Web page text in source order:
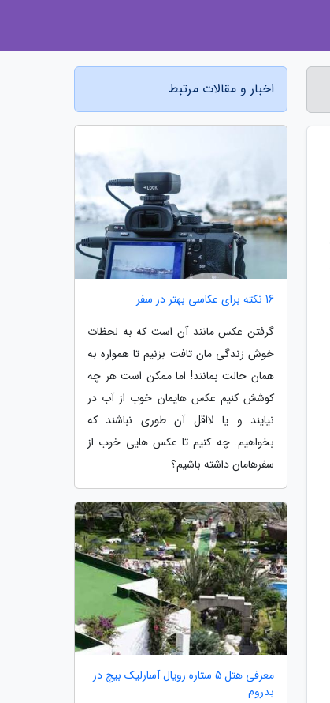
اخبار و مقالات مرتبط
16 نکته برای عکاسی بهتر در سفر
گرفتن عکس مانند آن است که به لحظات
خوش زندگی مان تافت بزنیم تا همواره به
همان حالت بمانند! اما ممکن است هر چه
کوشش کنیم عکس هایمان خوب از آب در
نیایند و یا لااقل آن طوری نباشند که
بخواهیم. چه کنیم تا عکس هایی خوب از
سفرهامان داشته باشیم؟
معرفی هتل 5 ستاره رویال آسارلیک بیچ در
بدروم